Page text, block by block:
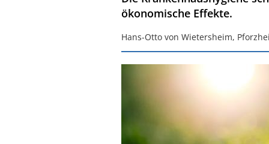
ökonomische Effekte.
Hans-Otto von Wietersheim,